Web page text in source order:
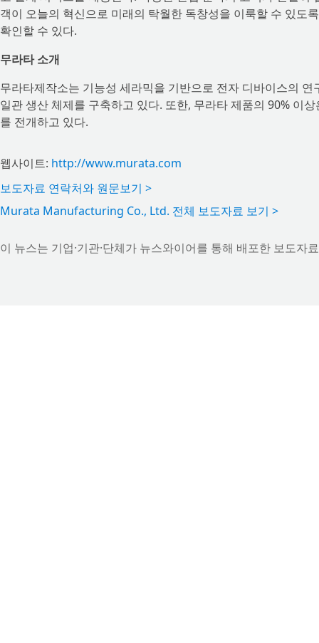
객이 오늘의 혁신으로 미래의 탁월한 독창성을 이룩할 수 있도
확인할 수 있다.
무라타 소개
무라타제작소는 기능성 세라믹을 기반으로 전자 디바이스의 연
일관 생산 체제를 구축하고 있다. 또한, 무라타 제품의 90% 이
를 전개하고 있다.
웹사이트: http://www.murata.com
보도자료 연락처와 원문보기 >
Murata Manufacturing Co., Ltd. 전체 보도자료 보기 >
이 뉴스는 기업·기관·단체가 뉴스와이어를 통해 배포한 보도자